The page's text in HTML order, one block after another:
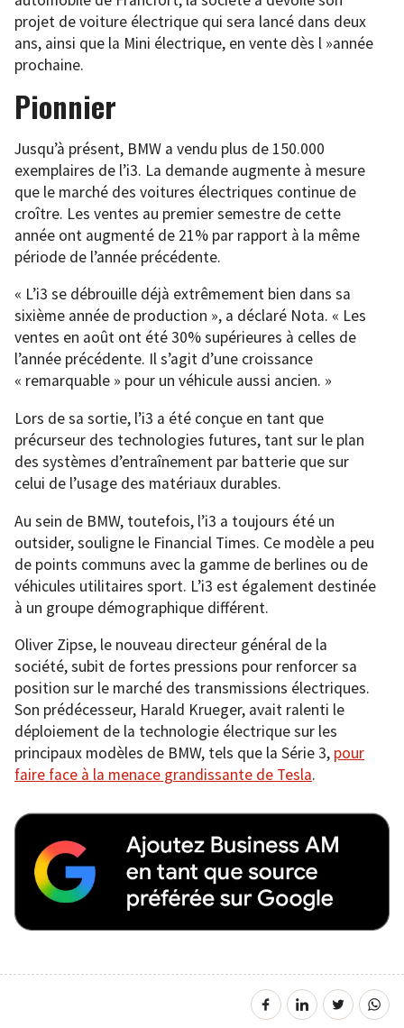
projet de voiture électrique qui sera lancé dans deux
ans, ainsi que la Mini électrique, en vente dès l »année
prochaine.
Pionnier
Jusqu’à présent, BMW a vendu plus de 150.000
exemplaires de l’i3. La demande augmente à mesure
que le marché des voitures électriques continue de
croître. Les ventes au premier semestre de cette
année ont augmenté de 21% par rapport à la même
période de l’année précédente.
« L’i3 se débrouille déjà extrêmement bien dans sa
sixième année de production », a déclaré Nota. « Les
ventes en août ont été 30% supérieures à celles de
l’année précédente. Il s’agit d’une croissance
« remarquable » pour un véhicule aussi ancien. »
Lors de sa sortie, l’i3 a été conçue en tant que
précurseur des technologies futures, tant sur le plan
des systèmes d’entraînement par batterie que sur
celui de l’usage des matériaux durables.
Au sein de BMW, toutefois, l’i3 a toujours été un
outsider, souligne le Financial Times. Ce modèle a peu
de points communs avec la gamme de berlines ou de
véhicules utilitaires sport. L’i3 est également destinée
à un groupe démographique différent.
Oliver Zipse, le nouveau directeur général de la
société, subit de fortes pressions pour renforcer sa
position sur le marché des transmissions électriques.
Son prédécesseur, Harald Krueger, avait ralenti le
déploiement de la technologie électrique sur les
principaux modèles de BMW, tels que la Série 3, pour
faire face à la menace grandissante de Tesla.